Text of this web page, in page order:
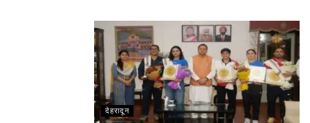
देहरादून